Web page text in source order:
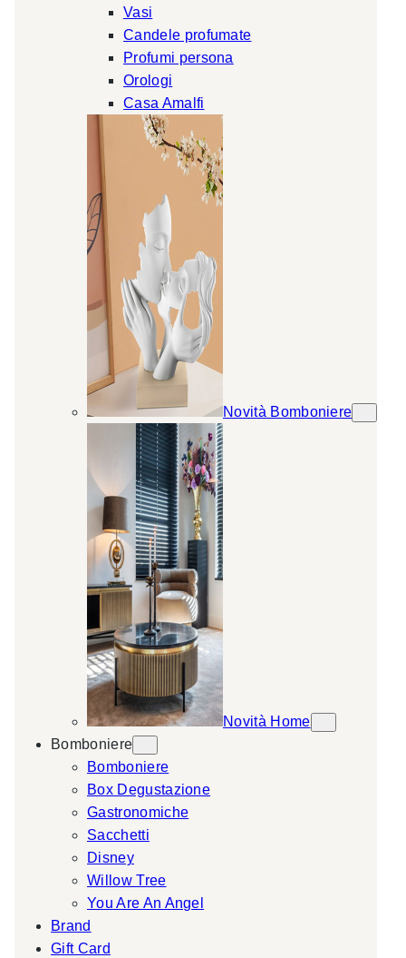
Vasi
Candele profumate
Profumi persona
Orologi
Casa Amalfi
Novità Bomboniere
Novità Home
Bomboniere
Bomboniere
Box Degustazione
Gastronomiche
Sacchetti
Disney
Willow Tree
You Are An Angel
Brand
Gift Card